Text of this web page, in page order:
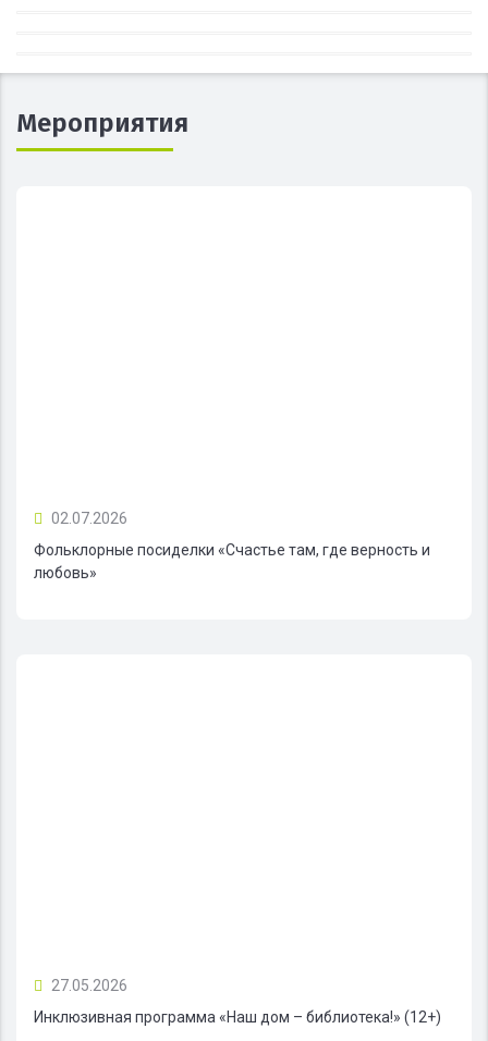
Мероприятия
02.07.2026
Фольклорные посиделки «Счастье там, где верность и
любовь»
27.05.2026
Инклюзивная программа «Наш дом – библиотека!» (12+)